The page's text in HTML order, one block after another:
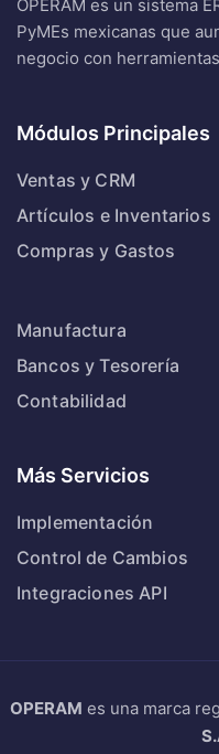
OPERAM es un sistema
PyMEs mexicanas que
negocio con
Módulos Principales
Ventas y CRM
Artículos e Inventarios
Compras y Gastos
Manufactura
Bancos y Tesorería
Contabilidad
Más Servicios
Implementación
Control de Cambios
Integraciones API
OPERAM es una marca